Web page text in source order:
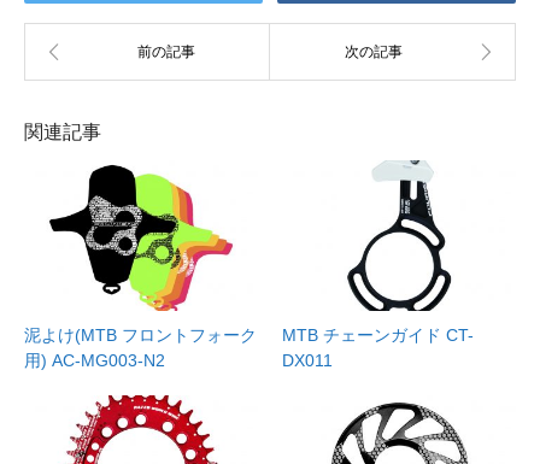
関連記事
泥よけ(MTB フロントフォーク
用) AC-MG003-N2
MTB チェーンガイド CT-
DX011